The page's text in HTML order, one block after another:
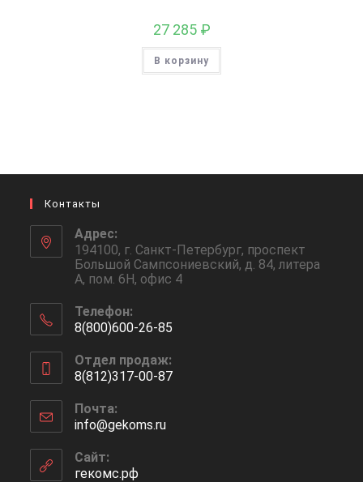
27 285 ₽
В корзину
Контакты
Адрес:
194100, г. Санкт-Петербург, проспект
Большой Сампсониевский, д. 84, литера
А, пом. 6Н, офис 4
Телефон:
8(800)600-26-85
в
вашем
приложении
Отдел продаж:
8(812)317-00-87
в
вашем
приложении
Почта:
info@gekoms.ruОткроется
Сайт:
гекомс.рф